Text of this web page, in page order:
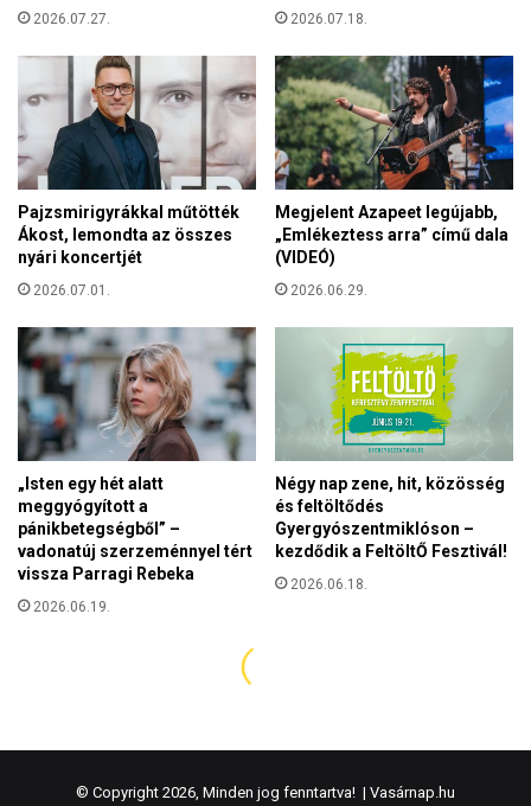
© Copyright 2026, Minden jog fenntartva! | Vasárnap.hu